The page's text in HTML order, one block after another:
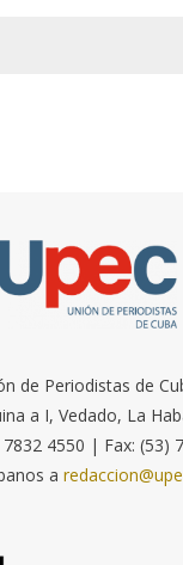
de Periodistas de
a I, Vedado, La
7832 4550 | Fax: (53)
a